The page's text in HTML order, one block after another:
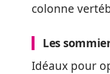
colonne
Les
Idéaux pour